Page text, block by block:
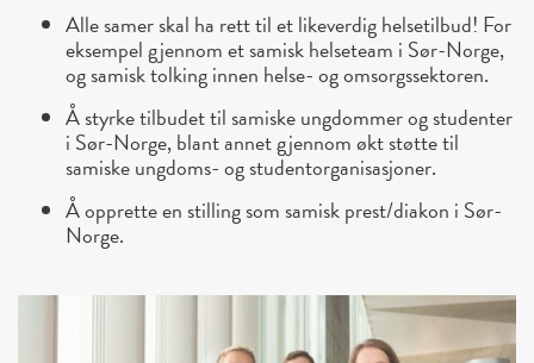
Alle samer skal ha rett til et likeverdig helsetilbud! For
eksempel gjennom et samisk helseteam i Sør-Norge,
og samisk tolking innen helse- og omsorgssektoren.
Å styrke tilbudet til samiske ungdommer og studenter
i Sør-Norge, blant annet gjennom økt støtte til
samiske ungdoms- og studentorganisasjoner.
Å opprette en stilling som samisk prest/diakon i Sør-
Norge.